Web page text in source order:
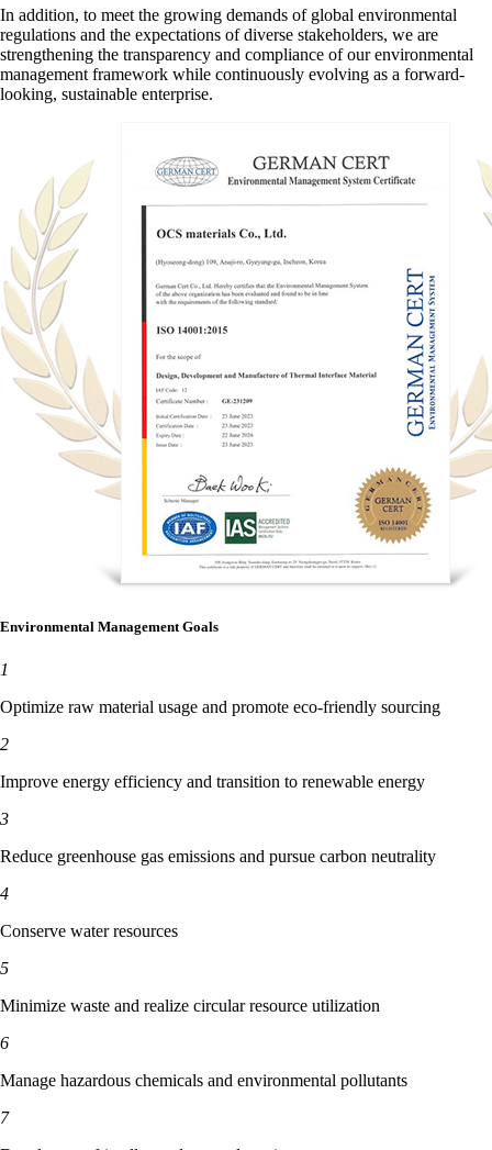
In addition, to meet the growing demands of global environmental
regulations and the expectations of diverse stakeholders, we are
strengthening the transparency and compliance of our environmental
management framework while continuously evolving as a forward-
looking, sustainable enterprise.
Environmental Management Goals
1
Optimize raw material usage and promote eco-friendly sourcing
2
Improve energy efficiency and transition to renewable energy
3
Reduce greenhouse gas emissions and pursue carbon neutrality
4
Conserve water resources
5
Minimize waste and realize circular resource utilization
6
Manage hazardous chemicals and environmental pollutants
7